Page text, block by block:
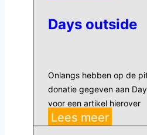
Poster
Contest
2024
Days outside
Onlangs hebben op de
donatie gegeven aan
voor een artikel hierover
Lees meerDays